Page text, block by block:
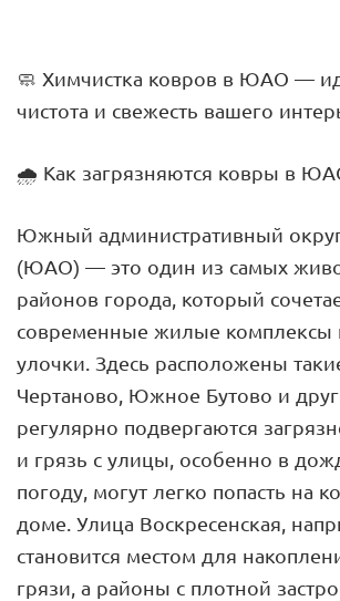
🧼 Химчистка ковров в ЮАО —
чистота и свежесть вашего
🌧️ Как загрязняются ковры в
Южный административный
(ЮАО) — это один из самых
районов города, который
современные жилые комплексы
улочки. Здесь расположены
Чертаново, Южное Бутово и
регулярно подвергаются
и грязь с улицы, особенно в
погоду, могут легко попасть на
доме. Улица Воскресенская,
становится местом для
грязи, а районы с плотной